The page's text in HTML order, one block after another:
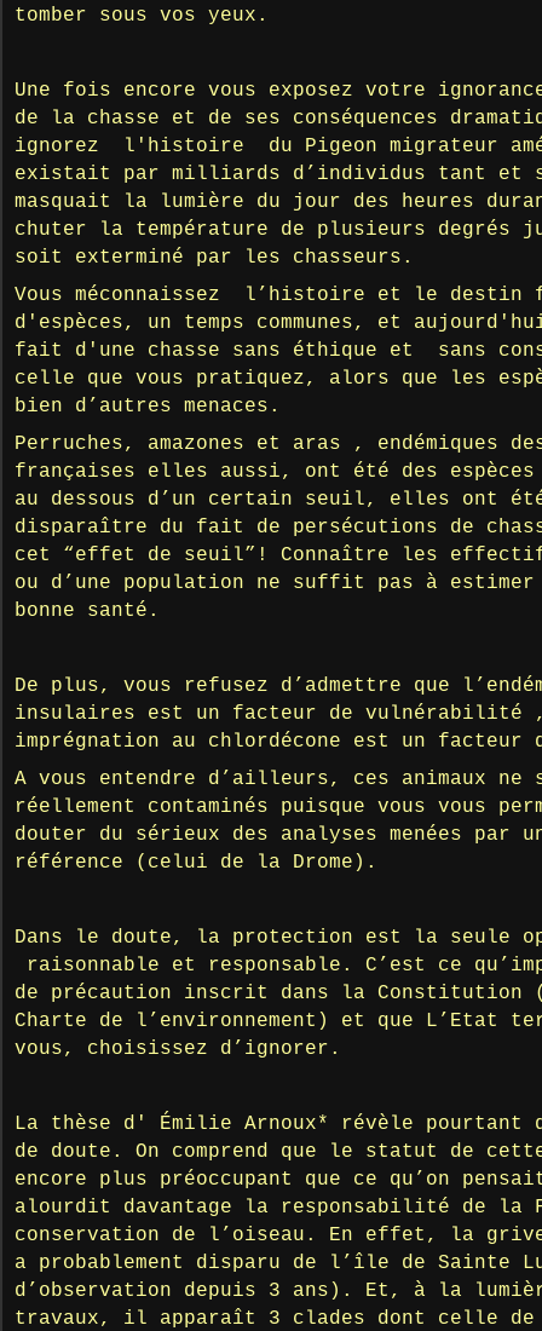
tomber sous vos yeux.
Une fois encore vous exposez votre
de la chasse et de ses conséquences
ignorez l'histoire du Pigeon migrateur
existait par milliards d’individus tant et
masquait la lumière du jour des heures
chuter la température de plusieurs degrés
soit exterminé par les chasseurs.
Vous méconnaissez l’histoire et le destin
d'espèces, un temps communes, et
fait d'une chasse sans éthique et sans
celle que vous pratiquez, alors que les
bien d’autres menaces.
Perruches, amazones et aras , endémiques
françaises elles aussi, ont été des espèces
au dessous d’un certain seuil, elles ont été
disparaître du fait de persécutions de
cet “effet de seuil”! Connaître les effectifs
ou d’une population ne suffit pas à
bonne santé.
De plus, vous refusez d’admettre que
insulaires est un facteur de
imprégnation au chlordécone est un facteur
A vous entendre d’ailleurs, ces animaux ne
réellement contaminés puisque vous vous
douter du sérieux des analyses menées par
référence (celui de la Drome).
Dans le doute, la protection est la seule
raisonnable et responsable. C’est ce
de précaution inscrit dans la
Charte de l’environnement) et que
vous, choisissez d’ignorer.
La thèse d' Émilie Arnoux* révèle pourtant
de doute. On comprend que le statut de
encore plus préoccupant que ce qu’on
alourdit davantage la responsabilité de la
conservation de l’oiseau. En effet, la
a probablement disparu de l’île de Sainte
d’observation depuis 3 ans). Et, à la
travaux, il apparaît 3 clades dont celle de